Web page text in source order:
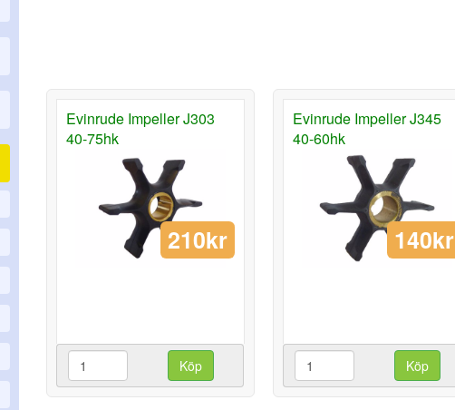
Evinrude Impeller J303
40-75hk
210kr
Köp
Evinrude Impeller J345
40-60hk
140kr
Köp